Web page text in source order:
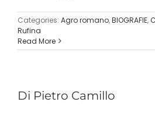
Categories: Agro romano,BIOGRAFIE,
Rufina
Read More
Di Pietro Camillo